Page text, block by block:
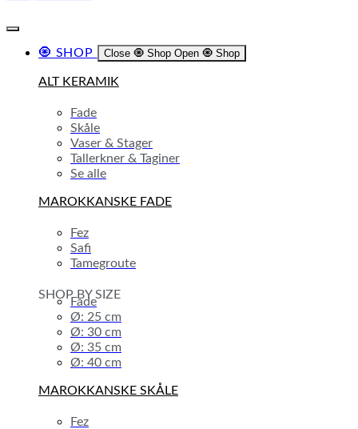
🧿 SHOP Close 🧿 Shop Open 🧿 Shop
ALT KERAMIK
Fade
Skåle
Vaser & Stager
Tallerkner & Taginer
Se alle
MAROKKANSKE FADE
Fez
Safi
Tamegroute
SHOP BY SIZE
Fade
Ø: 25 cm
Ø: 30 cm
Ø: 35 cm
Ø: 40 cm
MAROKKANSKE SKÅLE
Fez